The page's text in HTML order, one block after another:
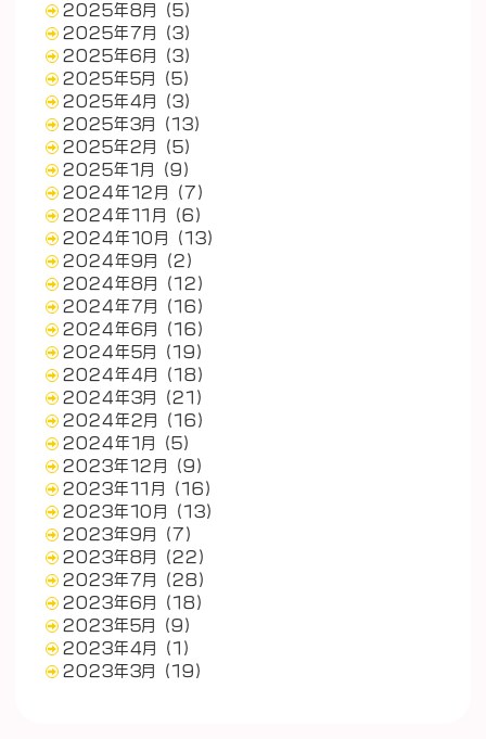
2025年8月
(5)
2025年7月
(3)
2025年6月
(3)
2025年5月
(5)
2025年4月
(3)
2025年3月
(13)
2025年2月
(5)
2025年1月
(9)
2024年12月
(7)
2024年11月
(6)
2024年10月
(13)
2024年9月
(2)
2024年8月
(12)
2024年7月
(16)
2024年6月
(16)
2024年5月
(19)
2024年4月
(18)
2024年3月
(21)
2024年2月
(16)
2024年1月
(5)
2023年12月
(9)
2023年11月
(16)
2023年10月
(13)
2023年9月
(7)
2023年8月
(22)
2023年7月
(28)
2023年6月
(18)
2023年5月
(9)
2023年4月
(1)
2023年3月
(19)